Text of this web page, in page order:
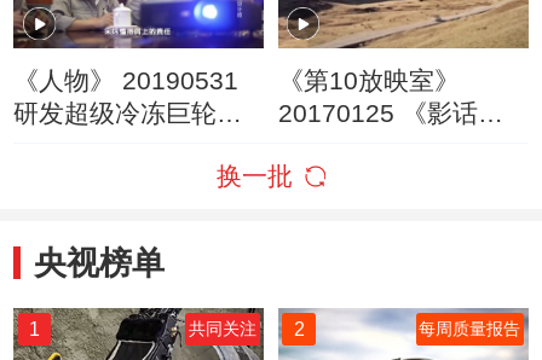
《人物》 20190531
研发超级冷冻巨轮的
《第10放映室》
20170125 《影话
换一批
央视榜单
1 共同关注 2 每周质量报告